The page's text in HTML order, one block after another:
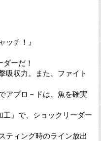
ッチ！』
ダーだ！
吸収力。また、ファイト
アプロ－ドは、魚を確実
工』で、ショックリーダー
ティング時のライン放出